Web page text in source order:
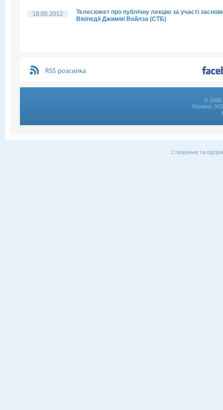
18.05.2012
Телесюжет про публічну лекцію за участі
Вікіпедії Джиммі Вейлза (СТБ)
© 2006
Україна,
Створення та